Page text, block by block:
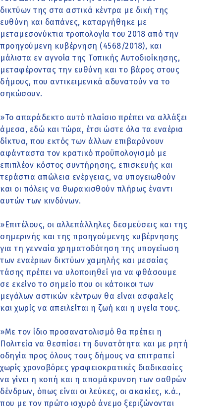
δικτύων της στα αστικά κέντρα με δική της
ευθύνη και δαπάνες, καταργήθηκε με
μεταμεσονύκτια τροπολογία του 2018 από την
προηγούμενη κυβέρνηση (4568/2018), και
μάλιστα εν αγνοία της Τοπικής Αυτοδιοίκησης,
μεταφέροντας την ευθύνη και το βάρος στους
δήμους, που αντικειμενικά αδυνατούν να το
σηκώσουν.
»Το απαράδεκτο αυτό πλαίσιο πρέπει να αλλάξει
άμεσα, εδώ και τώρα, έτσι ώστε όλα τα εναέρια
δίκτυα, που εκτός των άλλων επιβαρύνουν
αφάνταστα τον κρατικό προϋπολογισμό με
επιπλέον κόστος συντήρησης, επισκευής και
τεράστια απώλεια ενέργειας, να υπογειωθούν
και οι πόλεις να θωρακισθούν πλήρως έναντι
αυτών των κινδύνων.
»Επιτέλους, οι αλλεπάλληλες δεσμεύσεις και της
σημερινής και της προηγούμενης κυβέρνησης
για τη γενναία χρηματοδότηση της υπογείωση
των εναέριων δικτύων χαμηλής και μεσαίας
τάσης πρέπει να υλοποιηθεί για να φθάσουμε
σε εκείνο το σημείο που οι κάτοικοι των
μεγάλων αστικών κέντρων θα είναι ασφαλείς
και χωρίς να απειλείται η ζωή και η υγεία τους.
»Με τον ίδιο προσανατολισμό θα πρέπει η
Πολιτεία να θεσπίσει τη δυνατότητα και με ρητή
οδηγία προς όλους τους δήμους να επιτραπεί
χωρίς χρονοβόρες γραφειοκρατικές διαδικασίες
να γίνει η κοπή και η απομάκρυνση των σαθρών
δένδρων, όπως είναι οι λεύκες, οι ακακίες, κ.ά.,
που με τον πρώτο ισχυρό άνεμο ξεριζώνονται